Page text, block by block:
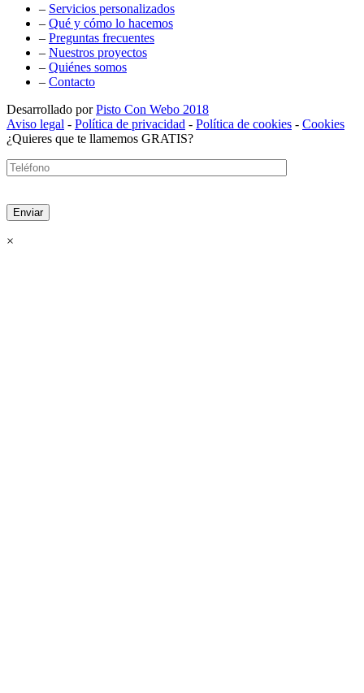
– Servicios personalizados
– Qué y cómo lo hacemos
– Preguntas frecuentes
– Nuestros proyectos
– Quiénes somos
– Contacto
Desarrollado porPisto Con Webo 2018
Aviso legal - Política de privacidad - Política de cookies - Cookies
¿Quieres que te llamemos GRATIS?
×